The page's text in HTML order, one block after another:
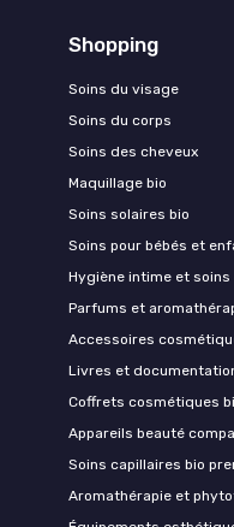
Shopping
Soins du visage
Soins du corps
Soins des cheveux
Maquillage bio
Soins solaires bio
Soins pour bébés et
Hygiène intime et soins
Parfums et
Accessoires
Livres et
Coffrets cosmétiques
Appareils beauté
Soins capillaires bio
Aromathérapie et